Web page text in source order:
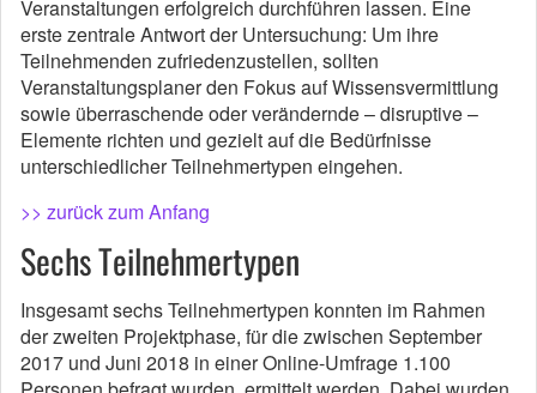
Veranstaltungen erfolgreich durchführen lassen. Eine
erste zentrale Antwort der Untersuchung: Um ihre
Teilnehmenden zufriedenzustellen, sollten
Veranstaltungsplaner den Fokus auf Wissensvermittlung
sowie überraschende oder verändernde – disruptive –
Elemente richten und gezielt auf die Bedürfnisse
unterschiedlicher Teilnehmertypen eingehen.
>> zurück zum Anfang
Sechs Teilnehmertypen
Insgesamt sechs Teilnehmertypen konnten im Rahmen
der zweiten Projektphase, für die zwischen September
2017 und Juni 2018 in einer Online-Umfrage 1.100